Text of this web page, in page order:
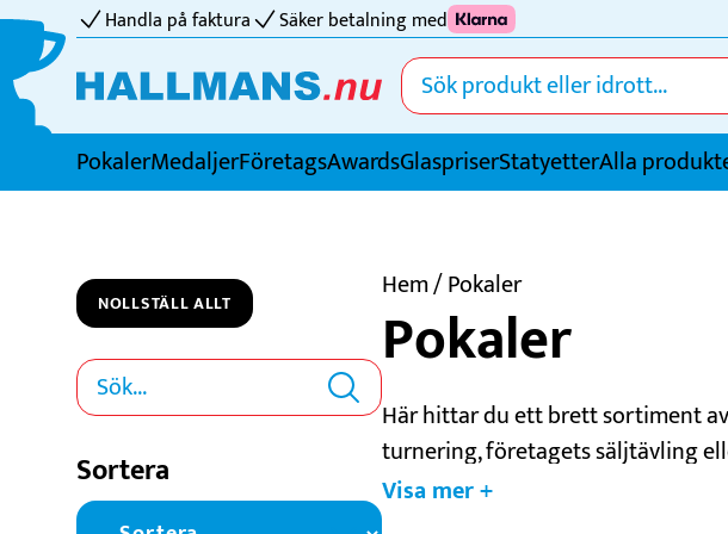
Handla på faktura Säker betalning med
PokalerMedaljerFöretagsAwardsGlaspriserStatyetterAlla
Badminton
Basket
Biljard
Bordtennis
Bowling
Cricket
Handboll
Innebandy
NOLLSTÄLL ALLT
Sortera
Hem/ Pokaler
Pokaler
Här hittar du ett brett sortiment
turnering, företagets säljtävling
storlekar och färger. Vi graverar
Visa mer +